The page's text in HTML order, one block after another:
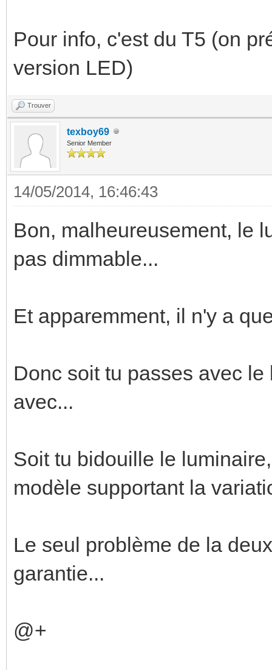
Pour info, c'est du T5 (on
version LED)
Trouver
texboy69
Senior Member
14/05/2014, 16:46:43
Bon, malheureusement, le
pas dimmable...
Et apparemment, il n'y a
Donc soit tu passes avec
avec...
Soit tu bidouille le
modèle supportant la
Le seul problème de la
garantie...
@+